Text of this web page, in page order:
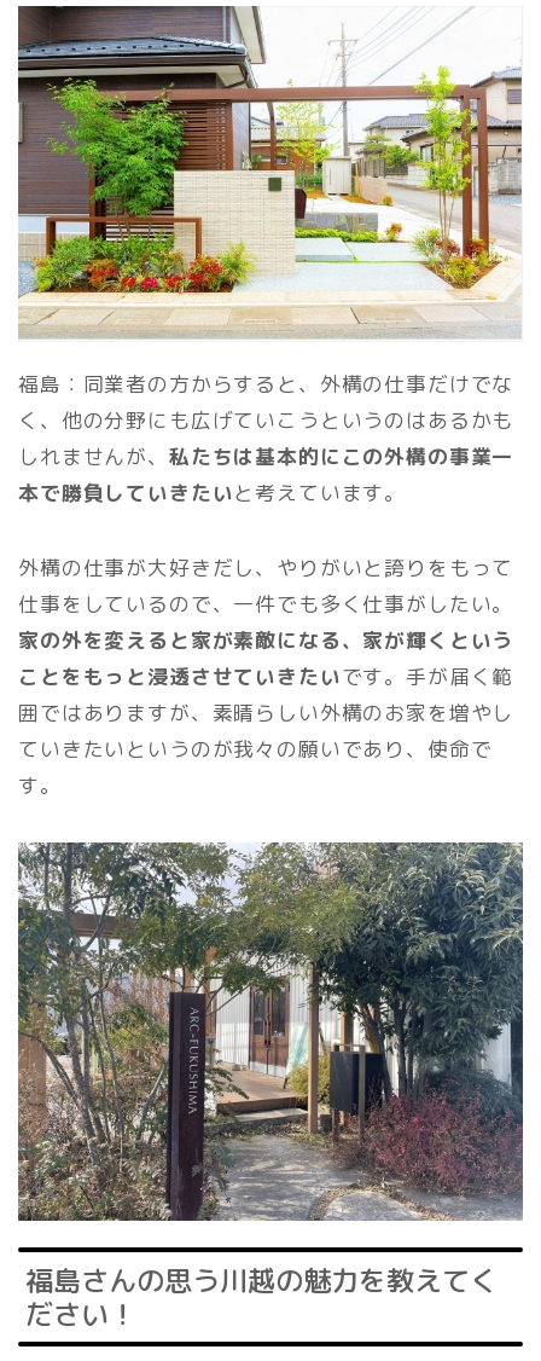
福島：同業者の方からすると、外構の仕事だけでな
く、他の分野にも広げていこうというのはあるかも
しれませんが、 私たちは基本的にこの外構の事業一
本で勝負していきたいと考えています。
外構の仕事が大好きだし、やりがいと誇りをもって
仕事をしているので、一件でも多く仕事がしたい。
家の外を変えると家が素敵になる、家が輝くという
ことをもっと浸透させていきたいです。手が届く範
囲ではありますが、素晴らしい外構のお家を増やし
ていきたいというのが我々の願いであり、使命で
す。
福島さんの思う川越の魅力を教えてく
ださい！